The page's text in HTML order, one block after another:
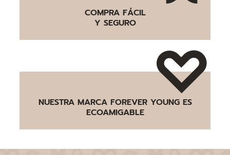
COMPRA FÁCIL
Y SEGURO
NUESTRA MARCA FOREVER YOUNG ES
ECOAMIGABLE